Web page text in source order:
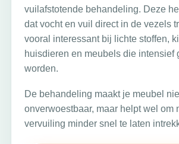
vuilafstotende behandeling. Deze
dat vocht en vuil direct in de vezels
vooral interessant bij lichte stoffen,
huisdieren en meubels die intensief
worden.
De behandeling maakt je meubel
onverwoestbaar, maar helpt wel om
vervuiling minder snel te laten